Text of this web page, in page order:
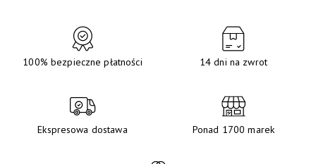
100% bezpieczne płatności 14 dni na zwrot
Ekspresowa dostawa Ponad 1700 marek